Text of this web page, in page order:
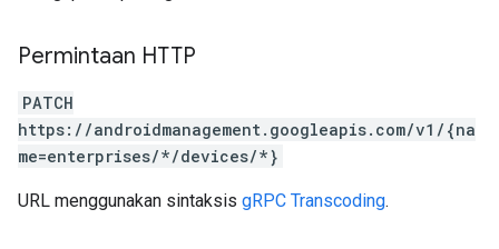
Permintaan HTTP
PATCH
https://androidmanagement.googleapis.com/v1/{na
me=enterprises/*/devices/*}
URL menggunakan sintaksis gRPC Transcoding.